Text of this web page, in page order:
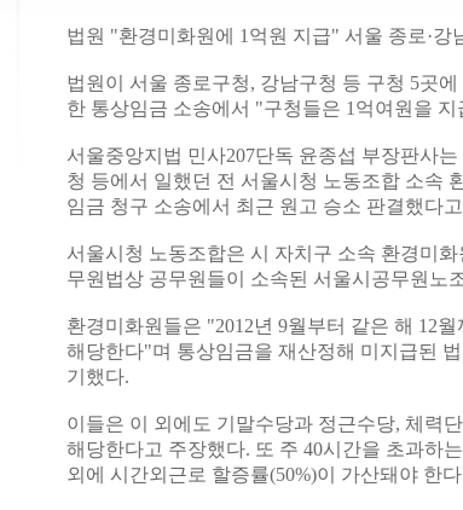
법원 "환경미화원에 1억원 지급" 서울 종로·강
법원이 서울 종로구청, 강남구청 등 구청 5곳
한 통상임금 소송에서 "구청들은 1억여원을
서울중앙지법 민사207단독 윤종섭 부장판사
청 등에서 일했던 전 서울시청 노동조합 소속
임금 청구 소송에서 최근 원고 승소 판결했다
서울시청 노동조합은 시 자치구 소속 환경미
무원법상 공무원들이 소속된 서울시공무원노
환경미화원들은 "2012년 9월부터 같은 해 12
해당한다"며 통상임금을 재산정해 미지급된
기했다.
이들은 이 외에도 기말수당과 정근수당, 체력
해당한다고 주장했다. 또 주 40시간을 초과하
외에 시간외근로 할증률(50%)이 가산돼야 한